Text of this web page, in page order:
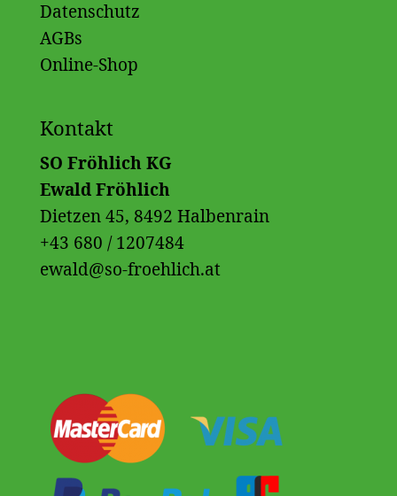
Datenschutz
AGBs
Online-Shop
Kontakt
SO Fröhlich KG
Ewald Fröhlich
Dietzen 45, 8492 Halbenrain
+43 680 / 1207484
ewald@so-froehlich.at